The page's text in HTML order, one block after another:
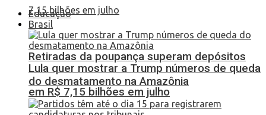
Retiradas da poupança superam depósitos
em R$ 7,15 bilhões em julho
Educação
Brasil
Lula quer mostrar a Trump números de queda
do desmatamento na Amazônia